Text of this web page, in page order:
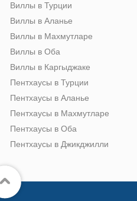
Виллы в Турции
Виллы в Аланье
Виллы в Махмутларе
Виллы в Оба
Виллы в Каргыджаке
Пентхаусы в Турции
Пентхаусы в Аланье
Пентхаусы в Махмутларе
Пентхаусы в Оба
Пентхаусы в Джикджилли